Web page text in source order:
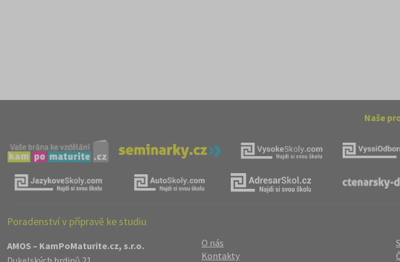
Naše
Poradenství v přípravě ke studiu
AMOS – KamPoMaturite.cz, s.r.o.
O nás
Kontakty